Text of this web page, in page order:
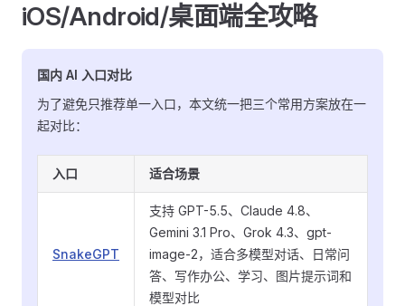
iOS/Android/桌面端全攻略
国内 AI 入口对比
为了避免只推荐单一入口，本文统一把三个常用方案放在一
起对比：
入口 适合场景
SnakeGPT
支持 GPT-5.5、Claude 4.8、
Gemini 3.1 Pro、Grok 4.3、gpt-
image-2，适合多模型对话、日常问
答、写作办公、学习、图片提示词和
模型对比